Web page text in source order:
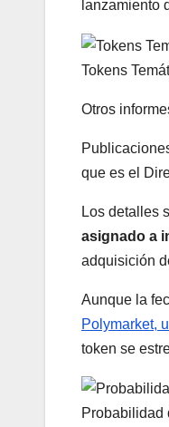
lanzamiento
Tokens
Otros
que es el
Los detalles
asignado a
adquisición
Aunque la
Polymarket,
token se
Probabilidad